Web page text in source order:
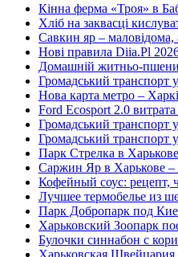
Кінна ферма «Троя» в
Хліб на заквасці
Савкин яр – маловідома,
Нові правила Diia.Pl
Домашній житньо-
Громадський транспорт
Нова карта метро –
Ford Ecosport 2.0 витрата
Громадський транспорт
Громадський транспорт
Парк Стрелка в
Саржин Яр в Харькове –
Кофейный соус: рецепт,
Лучшее термобелье из
Парк Добропарк под
Харьковский Зоопарк
Булочки синнабон с
Харьковская Швейцария